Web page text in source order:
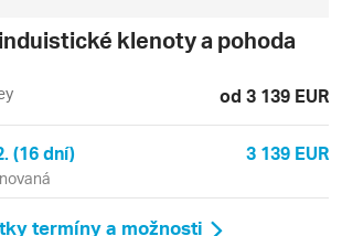
klenoty a pohoda
od 3 139 EUR
(16 dní) 3 139 EUR
termíny a možnosti